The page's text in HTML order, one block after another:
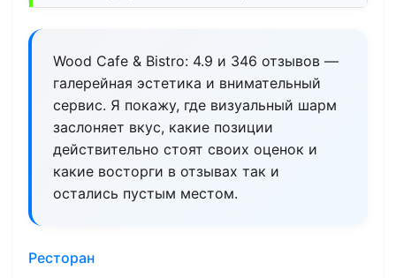
Wood Cafe & Bistro: 4.9 и 346 отзывов —
галерейная эстетика и внимательный
сервис. Я покажу, где визуальный шарм
заслоняет вкус, какие позиции
действительно стоят своих оценок и
какие восторги в отзывах так и
остались пустым местом.
Ресторан